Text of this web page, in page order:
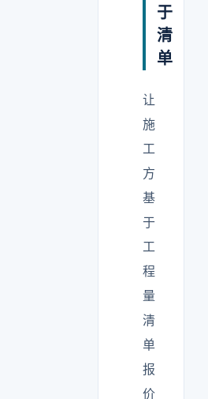
于
清
单
让
施
工
方
基
于
工
程
量
清
单
报
价